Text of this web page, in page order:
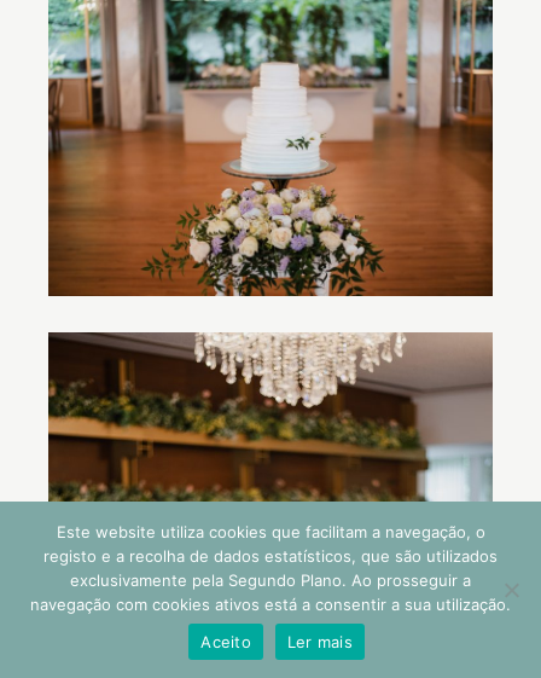
Este website utiliza cookies que facilitam a navegação, o
registo e a recolha de dados estatísticos, que são utilizados
exclusivamente pela Segundo Plano. Ao prosseguir a
navegação com cookies ativos está a consentir a sua utilização.
Aceito
Ler mais